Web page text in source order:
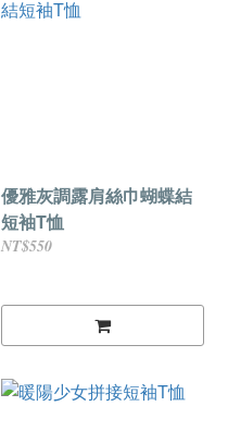
優雅灰調露肩絲巾蝴蝶結
短袖T恤
NT$550